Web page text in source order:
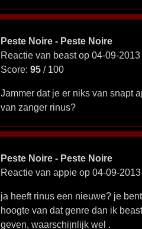
Peste Noire - Peste Noire
Reactie van beast op 04-09-
Score: 95/ 100
Jammer dat je er niks van snapt
van zanger rinus?
Peste Noire - Peste Noire
Reactie van appie op 04-09-
ja heeft rinus een nieuwe? je
hoogte van dat genre dan ik
geven, waarschijnlijk wel .